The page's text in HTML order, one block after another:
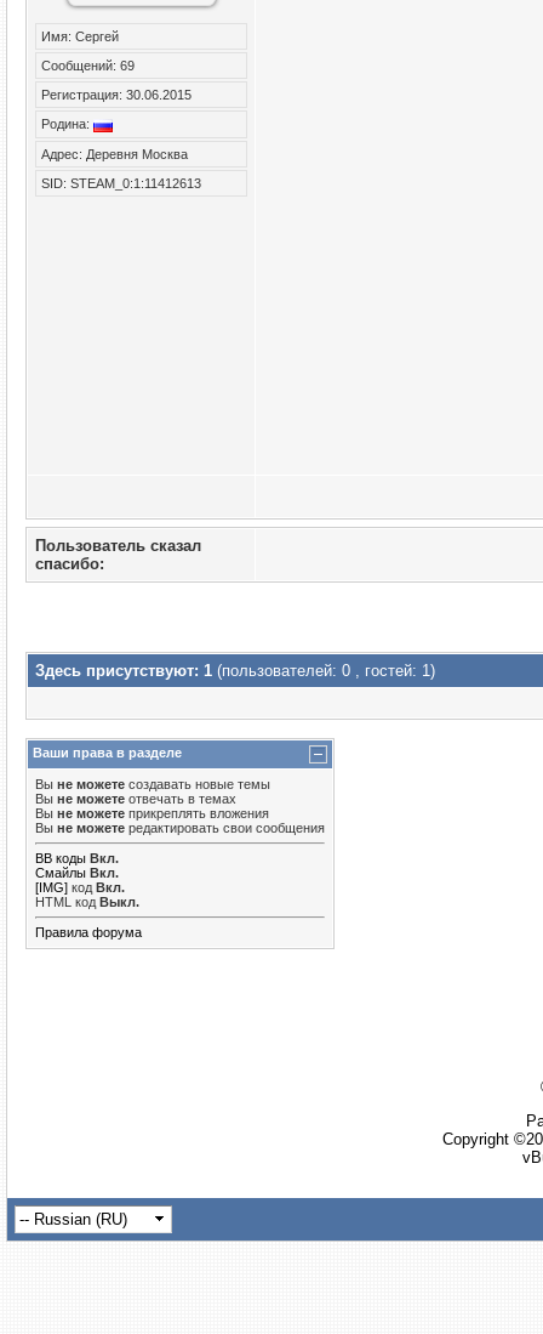
Night Vobl@ НГ на Сервере у...
Night Vobl@
БУЙНЫЙ
Night Vobl@
Имя: Сергей
Сообщений: 69
Регистрация: 30.06.2015
Родина:
Адрес: Деревня Москва
SID: STEAM_0:1:11412613
Пользователь сказал
cпасибо:
Здесь присутствуют: 1 (пользователей: 0 , гостей: 1)
Ваши права в разделе
Вы не можете создавать новые темы
Вы не можете отвечать в темах
Вы не можете прикреплять вложения
Вы не можете редактировать свои сообщения
BB коды Вкл.
Смайлы Вкл.
[IMG] код Вкл.
HTML код Выкл.
Правила форума
Copyright